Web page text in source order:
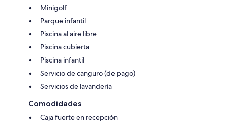
Minigolf
Parque infantil
Piscina al aire libre
Piscina cubierta
Piscina infantil
Servicio de canguro (de pago)
Servicios de lavandería
Comodidades
Caja fuerte en recepción